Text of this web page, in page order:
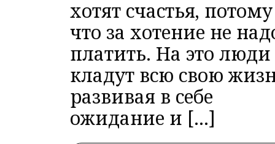
хотят счастья, потому
что за хотение не
платить. На это люди
кладут всю свою
развивая в себе
ожидание и […]